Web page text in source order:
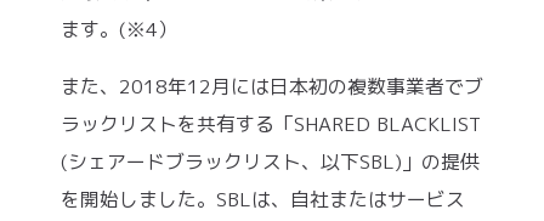
ます。(※4）
また、2018年12月には日本初の複数事業者でブ
ラックリストを共有する「SHARED BLACKLIST
(シェアードブラックリスト、以下SBL)」の提供
を開始しました。SBLは、自社またはサービス